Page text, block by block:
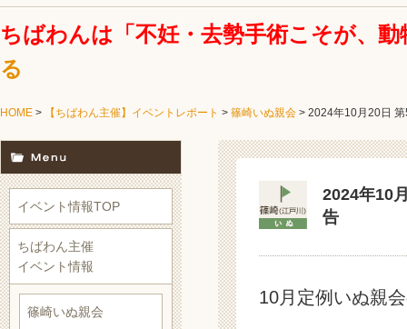
ちばわんは「不妊・去勢手術こそが、
る
HOME > 【ちばわん主催】イベントレポート > 篠崎いぬ親会 > 2024年10月20日
2024年10
告
10月定例いぬ親
イベント情報TOP
ちばわん主催
イベント情報
篠崎いぬ親会